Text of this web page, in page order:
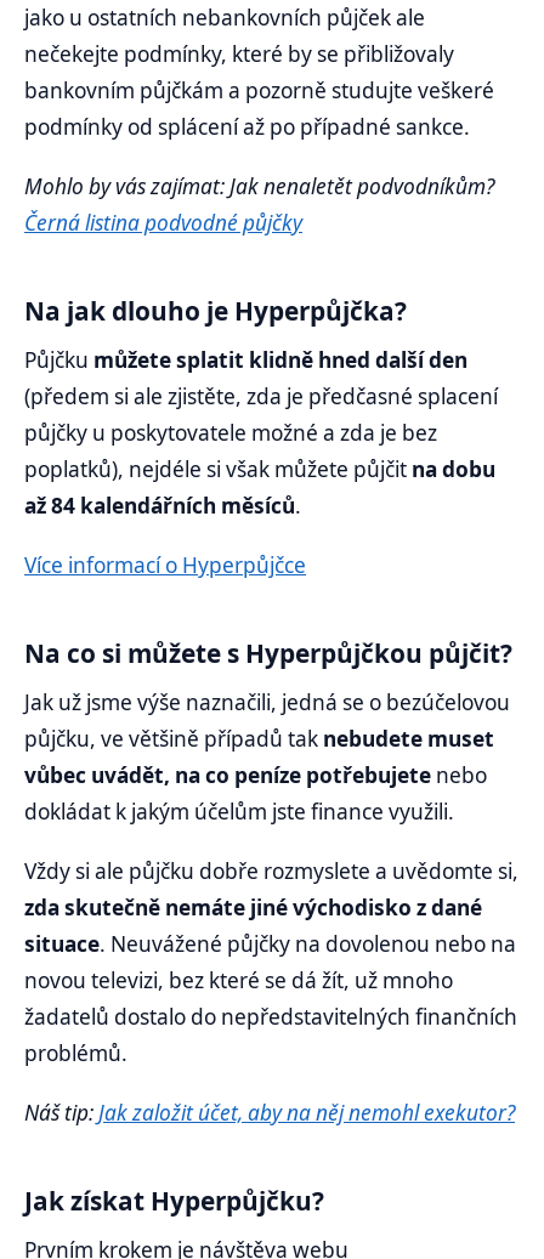
jako u ostatních nebankovních půjček ale
nečekejte podmínky, které by se přibližovaly
bankovním půjčkám a pozorně studujte veškeré
podmínky od splácení až po případné sankce.
Mohlo by vás zajímat: Jak nenaletět podvodníkům?
Černá listina podvodné půjčky
Na jak dlouho je Hyperpůjčka?
Půjčku můžete splatit klidně hned další den
(předem si ale zjistěte, zda je předčasné splacení
půjčky u poskytovatele možné a zda je bez
poplatků), nejdéle si však můžete půjčit na dobu
až 84 kalendářních měsíců.
Více informací o Hyperpůjčce
Na co si můžete s Hyperpůjčkou půjčit?
Jak už jsme výše naznačili, jedná se o bezúčelovou
půjčku, ve většině případů tak nebudete muset
vůbec uvádět, na co peníze potřebujete nebo
dokládat k jakým účelům jste finance využili.
Vždy si ale půjčku dobře rozmyslete a uvědomte si,
zda skutečně nemáte jiné východisko z dané
situace. Neuvážené půjčky na dovolenou nebo na
novou televizi, bez které se dá žít, už mnoho
žadatelů dostalo do nepředstavitelných finančních
problémů.
Náš tip:Jak založit účet, aby na něj nemohl exekutor?
Jak získat Hyperpůjčku?
Prvním krokem je návštěva webu